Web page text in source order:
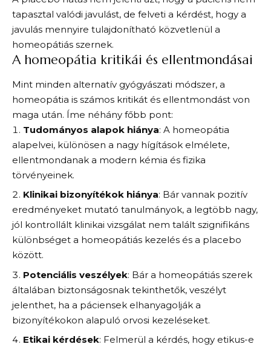
tapasztal valódi javulást, de felveti a kérdést, hogy a
javulás mennyire tulajdonítható közvetlenül a
homeopátiás szernek.
A homeopátia kritikái és ellentmondásai
Mint minden alternatív gyógyászati módszer, a
homeopátia is számos kritikát és ellentmondást von
maga után. Íme néhány főbb pont:
Tudományos alapok hiánya: A homeopátia
alapelvei, különösen a nagy hígítások elmélete,
ellentmondanak a modern kémia és fizika
törvényeinek.
Klinikai bizonyítékok hiánya: Bár vannak pozitív
eredményeket mutató tanulmányok, a legtöbb nagy,
jól kontrollált klinikai vizsgálat nem talált szignifikáns
különbséget a homeopátiás kezelés és a placebo
között.
Potenciális veszélyek: Bár a homeopátiás szerek
általában biztonságosnak tekinthetők, veszélyt
jelenthet, ha a páciensek elhanyagolják a
bizonyítékokon alapuló orvosi kezeléseket.
Etikai kérdések: Felmerül a kérdés, hogy etikus-e